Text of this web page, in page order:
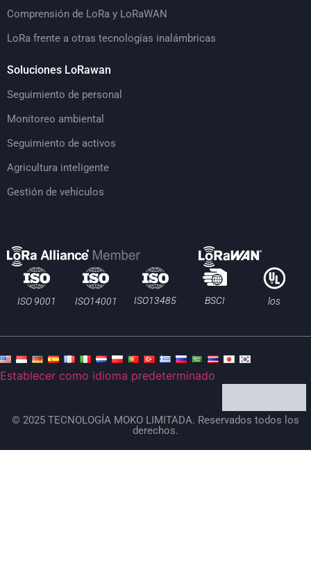
Comprensión de LoRa y LoRaWAN
LoRa frente a otras tecnologías inalámbricas
Soluciones LoRawan
Seguimiento de personal
Monitoreo ambiental
Seguimiento de activos
Agricultura inteligente
Gestión de vehículos
ISO 9001 ISO14001 ISO13485 BSCI los
Establecer como idioma predeterminado
© 2025 TECNOLOGÍA MOKO LIMITADA. Reservados todos los
derechos.